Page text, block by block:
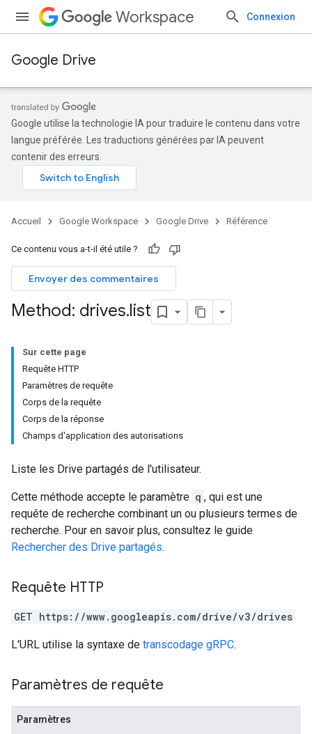
Workspace Connexion
Google Drive
Google utilise la technologie IA pour traduire le contenu dans votre
langue préférée. Les traductions générées par IA peuvent
contenir des erreurs.
Accueil Google Workspace Google Drive Référence
Ce contenu vous a-t-il été utile ?
Envoyer des commentaires
Method: drives.list
Sur cette page
Requête HTTP
Paramètres de requête
Corps de la requête
Corps de la réponse
Champs d'application des autorisations
Liste les Drive partagés de l'utilisateur.
Cette méthode accepte le paramètre q , qui est une
requête de recherche combinant un ou plusieurs termes de
recherche. Pour en savoir plus, consultez le guide
Rechercher des Drive partagés.
Requête HTTP
GET https://www.googleapis.com/drive/v3/drives
L'URL utilise la syntaxe de transcodage gRPC.
Paramètres de requête
Paramètres